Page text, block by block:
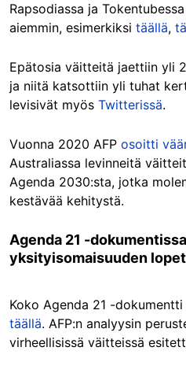
Rapsodiassa ja
aiemmin, esimerkiksi täällä,
Epätosia väitteitä jaettiin yli
ja niitä katsottiin yli tuhat
levisivät myös Twitterissä.
Vuonna 2020 AFP osoitti
Australiassa levinneitä
Agenda 2030:sta, jotka
kestävää kehitystä.
Agenda 21 -
yksityisomaisuuden
Koko Agenda 21 -
täällä. AFP:n analyysin
virheellisissä väitteissä